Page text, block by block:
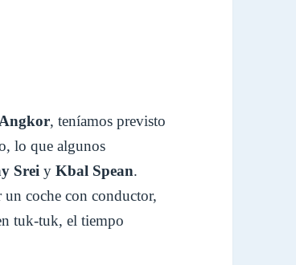
, teníamos previsto
lo que algunos
Srei yKbal Spean.
un coche con conductor,
tuk-tuk, el tiempo